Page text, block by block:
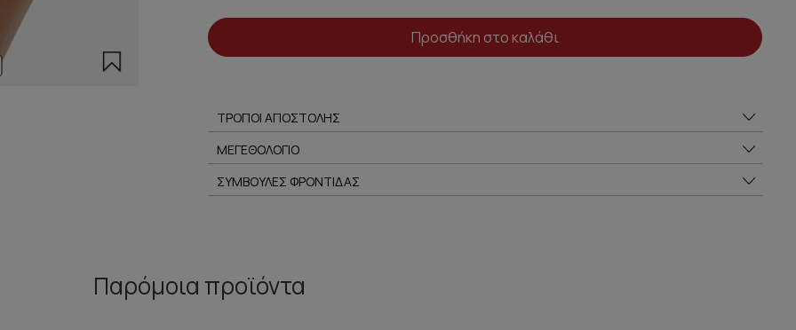
Προσθήκη στο καλάθι
ΤΡΟΠΟΙ ΑΠΟΣΤΟΛΗΣ
ΜΕΓΕΘΟΛΟΓΙΟ
ΣΥΜΒΟΥΛΕΣ ΦΡΟΝΤΙΔΑΣ
Παρόμοια προϊόντα